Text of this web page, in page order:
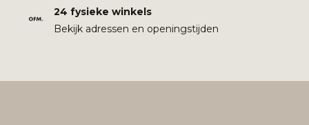
24 fysieke winkels
Bekijk adressen en openingstijden